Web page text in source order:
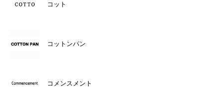
コット
コットンパン
コメンスメント